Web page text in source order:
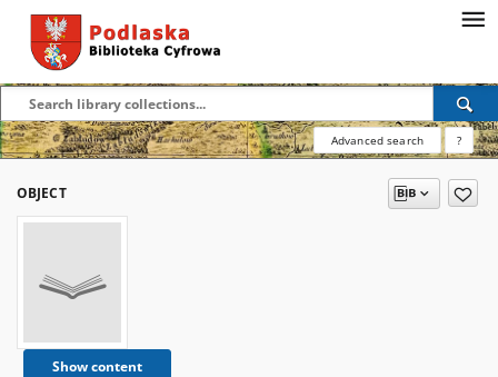
Advanced search ?
OBJECT
Show content